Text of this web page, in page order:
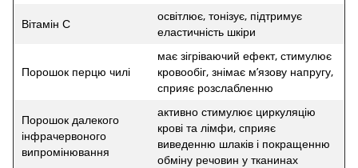
Вітамін С
освітлює, тонізує, підтримує
еластичність шкіри
Порошок перцю чилі
має зігріваючий ефект, стимулює
кровообіг, знімає м’язову напругу,
сприяє розслабленню
Порошок далекого
інфрачервоного
випромінювання
активно стимулює циркуляцію
крові та лімфи, сприяє
виведенню шлаків і покращенню
обміну речовин у тканинах